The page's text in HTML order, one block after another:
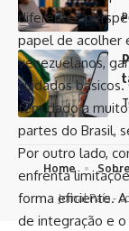
diferentes
papel de acolher
venezuelanos,
cuidados
tem dado a
partes do Brasil,
Por outro lado,
enfrenta
forma eficiente.
de integração e
Ele destacou que
percepção de
dos dados
Campos Neto
monitorar o
incerteza entre
um pouco mais
pode ser apenas
reflete a
O presidente do